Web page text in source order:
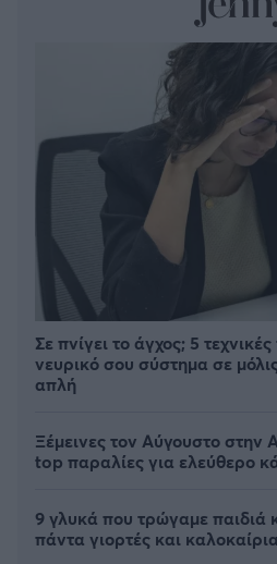
Σε πνίγει το άγχος; 5
νευρικό σου σύστημα σε
απλή
Ξέμεινες τον Αύγουστο στην
top παραλίες για ελεύθερο
9 γλυκά που τρώγαμε παιδιά
πάντα γιορτές και καλοκαίρια